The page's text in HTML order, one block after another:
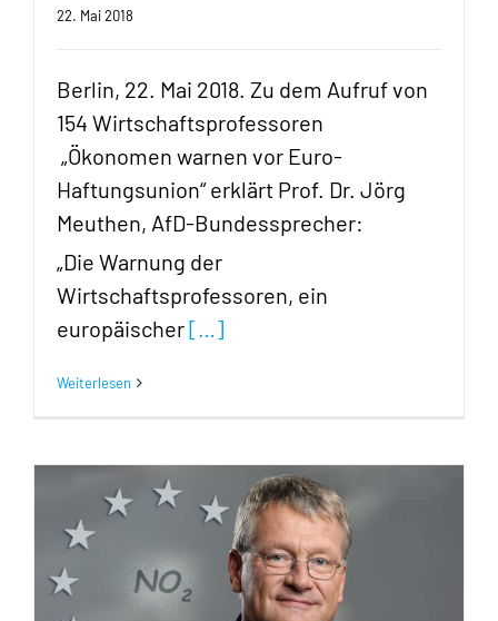
22. Mai 2018
Berlin, 22. Mai 2018. Zu dem Aufruf von
154 Wirtschaftsprofessoren
„Ökonomen warnen vor Euro-
Haftungsunion“ erklärt Prof. Dr. Jörg
Meuthen, AfD-Bundessprecher:
„Die Warnung der
Wirtschaftsprofessoren, ein
europäischer[…]
Weiterlesen